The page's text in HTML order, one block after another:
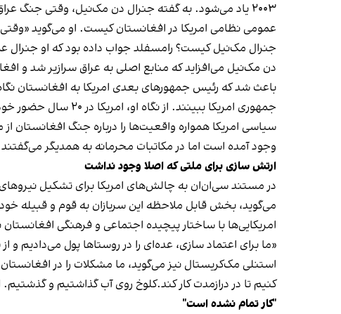
۲۰۰۳ یاد می‌شود. به گفته جنرال دن مک‌نیل، وقتی
عمومی نظامی امریکا در افغانستان کیست. او می‌گوید
جنرال مک‌نیل کیست؟ رامسفلد جواب داده بود که او جنرال
دن مک‌نیل می‌افزاید که منابع اصلی به عراق سرازیر شد و
باعث شد که رئیس جمهورهای بعدی امریکا به افغانستان
سیاسی امریکا همواره واقعیت‌ها را درباره جنگ افغانستان
وجود آمده است اما در مکاتبات محرمانه به همدیگر
ارتش سازی برای ملتی که اصلا وجود نداشت
در مستند سی‌ان‌ان به چالش‌های امریکا برای تشکیل
می‌گوید، بخش قابل ملاحظه این سربازان به قوم و قبیله
امریکایی‌ها با ساختار پیچیده اجتماعی و فرهنگی
«ما برای اعتماد سازی، عده‌ای را در روستاها پول می‌دادیم و
استنلی مک‌کریستال نیز می‌گوید، ما مشکلات را در
کنیم تا در درازمدت کار کند.کلوخ روی آب گذاشتیم و
"کار تمام نشده است"